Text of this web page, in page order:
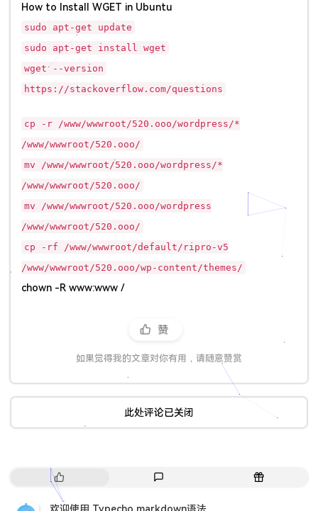
How to Install WGET in Ubuntu
sudo apt-get update
sudo apt-get install wget
wget --version
https://stackoverflow.com/questions
cp -r /www/wwwroot/520.ooo/wordpress/*
/www/wwwroot/520.ooo/
mv /www/wwwroot/520.ooo/wordpress/*
/www/wwwroot/520.ooo/
mv /www/wwwroot/520.ooo/wordpress
/www/wwwroot/520.ooo/
cp -rf /www/wwwroot/default/ripro-v5
/www/wwwroot/520.ooo/wp-content/themes/
chown -R www:www /
赞
如果觉得我的文章对你有用，请随意赞赏
此处评论已关闭
热
文
评
随
欢迎使用 Typecho markdown语法